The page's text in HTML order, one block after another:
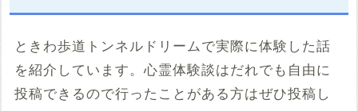
ときわ歩道トンネルドリームで実際に体験した話
を紹介しています。心霊体験談はだれでも自由に
投稿できるので行ったことがある方はぜひ投稿し